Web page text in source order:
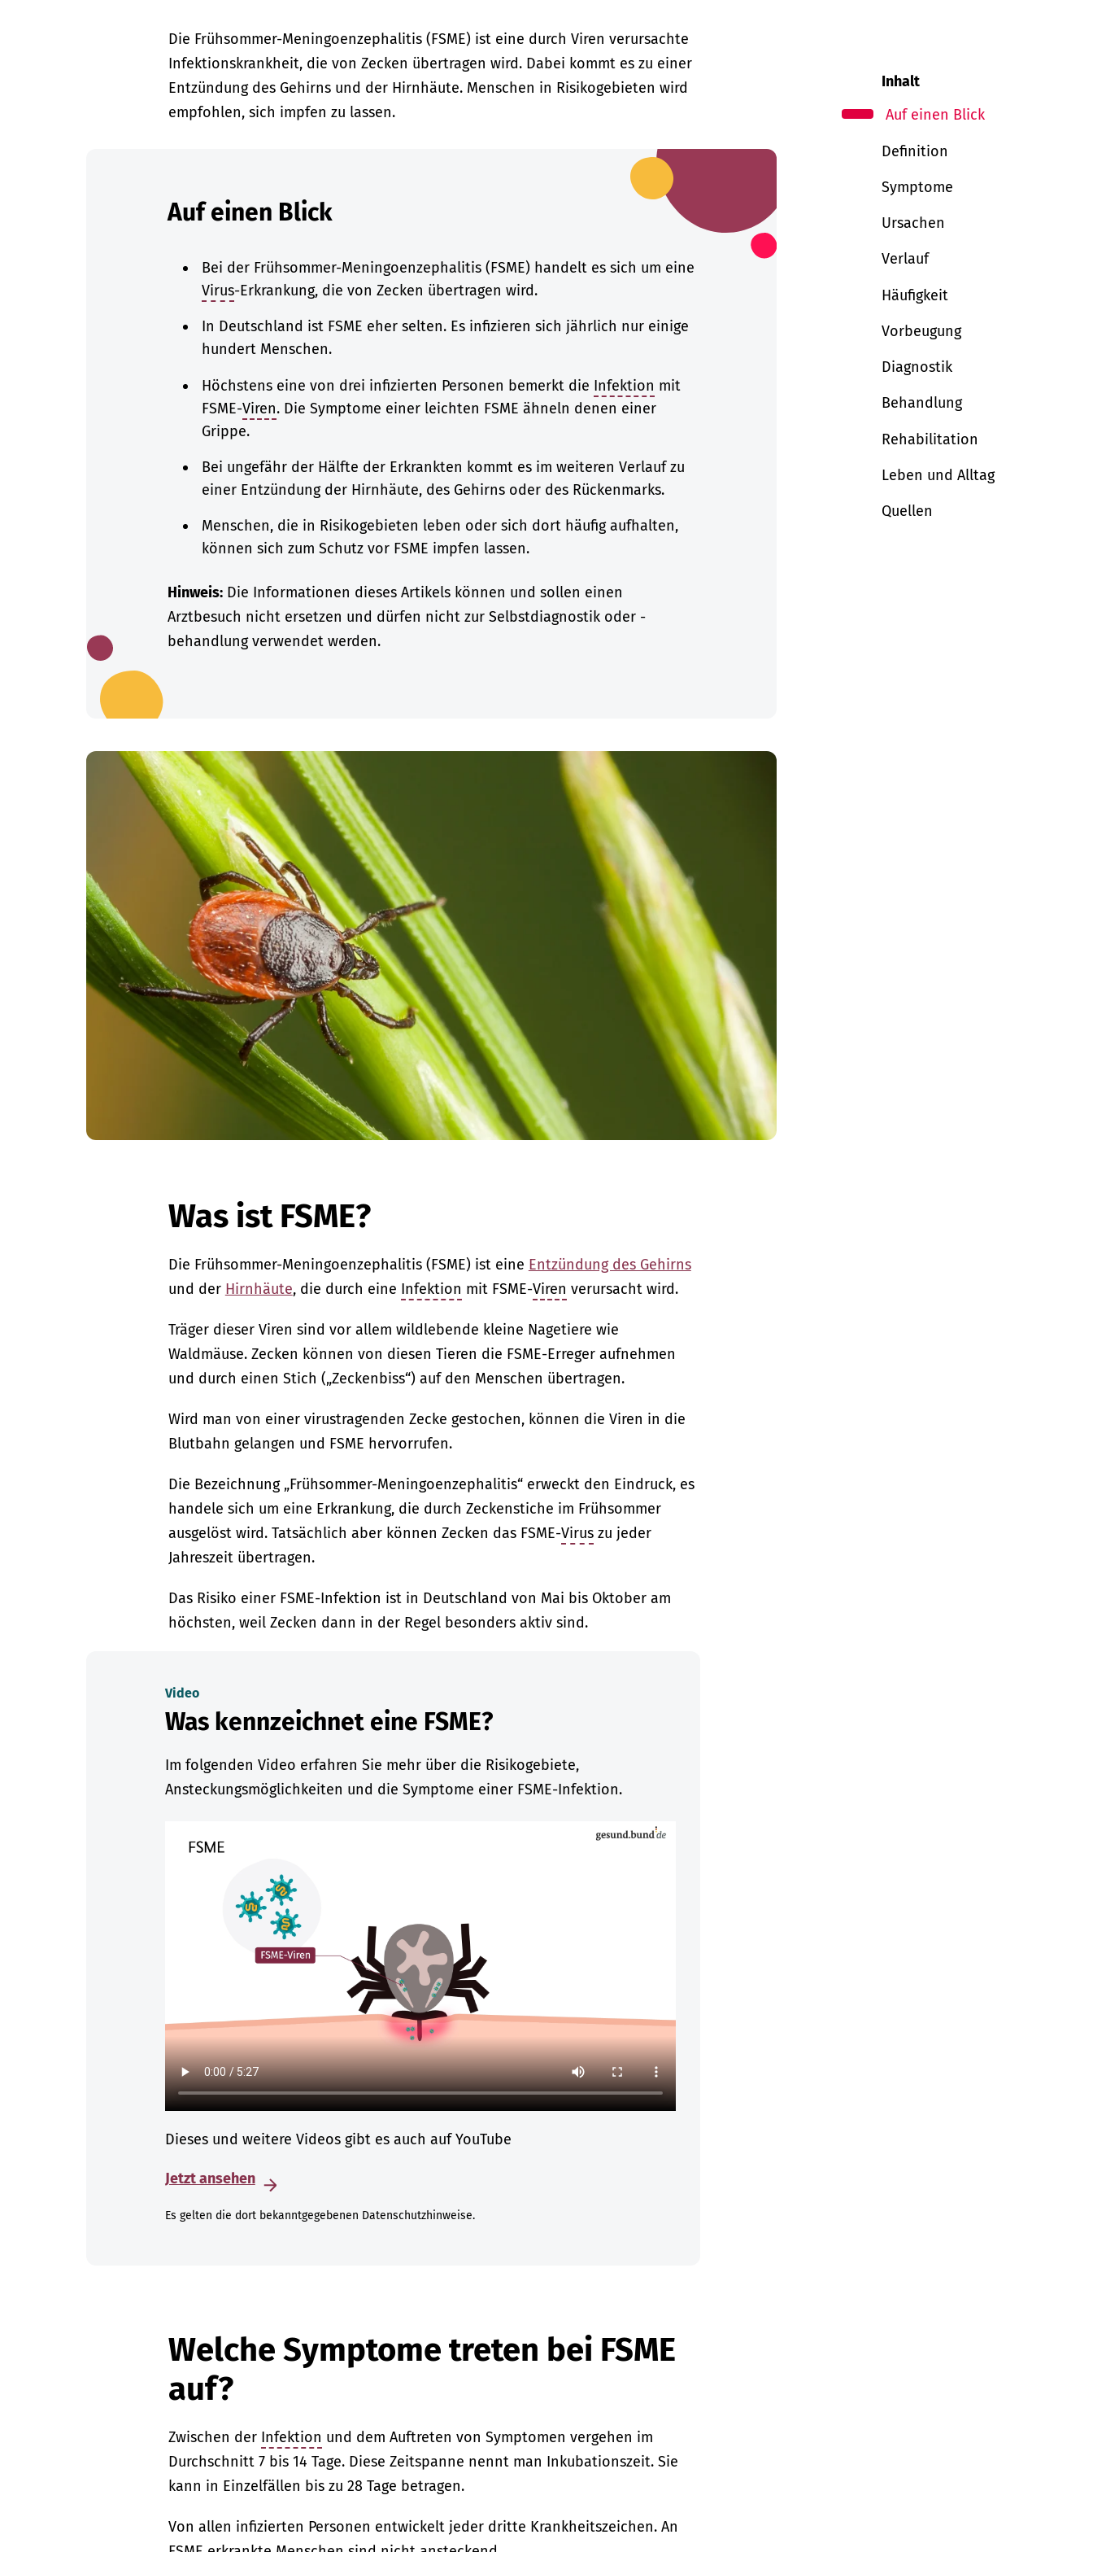
Inhalt
Auf einen Blick
Definition
Symptome
Ursachen
Verlauf
Häufigkeit
Vorbeugung
Diagnostik
Behandlung
Rehabilitation
Leben und Alltag
Quellen
Die Frühsommer-Meningoenzephalitis (FSME) ist eine durch Viren verursachte
Infektionskrankheit, die von Zecken übertragen wird. Dabei kommt es zu einer
Entzündung des Gehirns und der Hirnhäute. Menschen in Risikogebieten wird
empfohlen, sich impfen zu lassen.
Auf einen Blick
Bei der Frühsommer-Meningoenzephalitis (FSME) handelt es sich um eine
Virus-Erkrankung, die von Zecken übertragen wird.
In Deutschland ist FSME eher selten. Es infizieren sich jährlich nur einige
hundert Menschen.
Höchstens eine von drei infizierten Personen bemerkt die Infektion mit
FSME-Viren. Die Symptome einer leichten FSME ähneln denen einer
Grippe.
Bei ungefähr der Hälfte der Erkrankten kommt es im weiteren Verlauf zu
einer Entzündung der Hirnhäute, des Gehirns oder des Rückenmarks.
Menschen, die in Risikogebieten leben oder sich dort häufig aufhalten,
können sich zum Schutz vor FSME impfen lassen.
Hinweis: Die Informationen dieses Artikels können und sollen einen
Arztbesuch nicht ersetzen und dürfen nicht zur Selbstdiagnostik oder -
behandlung verwendet werden.
Was ist FSME?
Die Frühsommer-Meningoenzephalitis (FSME) ist eine Entzündung des Gehirns
und der Hirnhäute, die durch eine Infektion mit FSME-Viren verursacht wird.
Träger dieser Viren sind vor allem wildlebende kleine Nagetiere wie
Waldmäuse. Zecken können von diesen Tieren die FSME-Erreger aufnehmen
und durch einen Stich („Zeckenbiss“) auf den Menschen übertragen.
Wird man von einer virustragenden Zecke gestochen, können die Viren in die
Blutbahn gelangen und FSME hervorrufen.
Die Bezeichnung „Frühsommer-Meningoenzephalitis“ erweckt den Eindruck, es
handele sich um eine Erkrankung, die durch Zeckenstiche im Frühsommer
ausgelöst wird. Tatsächlich aber können Zecken das FSME-Viruszu jeder
Jahreszeit übertragen.
Das Risiko einer FSME-Infektion ist in Deutschland von Mai bis Oktober am
höchsten, weil Zecken dann in der Regel besonders aktiv sind.
Video
Was kennzeichnet eine FSME?
Im folgenden Video erfahren Sie mehr über die Risikogebiete,
Ansteckungsmöglichkeiten und die Symptome einer FSME-Infektion.
Dieses und weitere Videos gibt es auch auf YouTube
Jetzt ansehen
Es gelten die dort bekanntgegebenen Datenschutzhinweise.
Welche Symptome treten bei FSME
auf?
Zwischen der Infektion und dem Auftreten von Symptomen vergehen im
Durchschnitt 7 bis 14 Tage. Diese Zeitspanne nennt man Inkubationszeit. Sie
kann in Einzelfällen bis zu 28 Tage betragen.
Von allen infizierten Personen entwickelt jeder dritte Krankheitszeichen. An